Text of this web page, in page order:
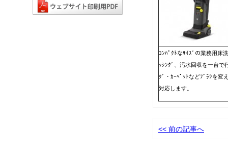
ｺﾝﾊﾟｸﾄなｻｲｽﾞの業務用床
ｯｼﾝｸﾞ、汚水回収を一台で
ｸﾞ・ｶｰﾍﾟｯﾄなどﾌﾞﾗｼを変
対応します。
<< 前の記事へ